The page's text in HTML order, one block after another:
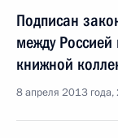
Подписан
между Россией
книжной
8 апреля 2013